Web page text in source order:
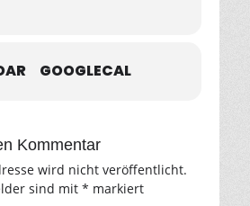
GOOGLECAL
Kommentar
wird nicht veröffentlicht.
sind mit * markiert